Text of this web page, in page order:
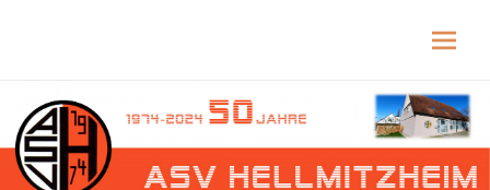
Hellmitzheim.de – fränkisches Dorf am Rande
to
content